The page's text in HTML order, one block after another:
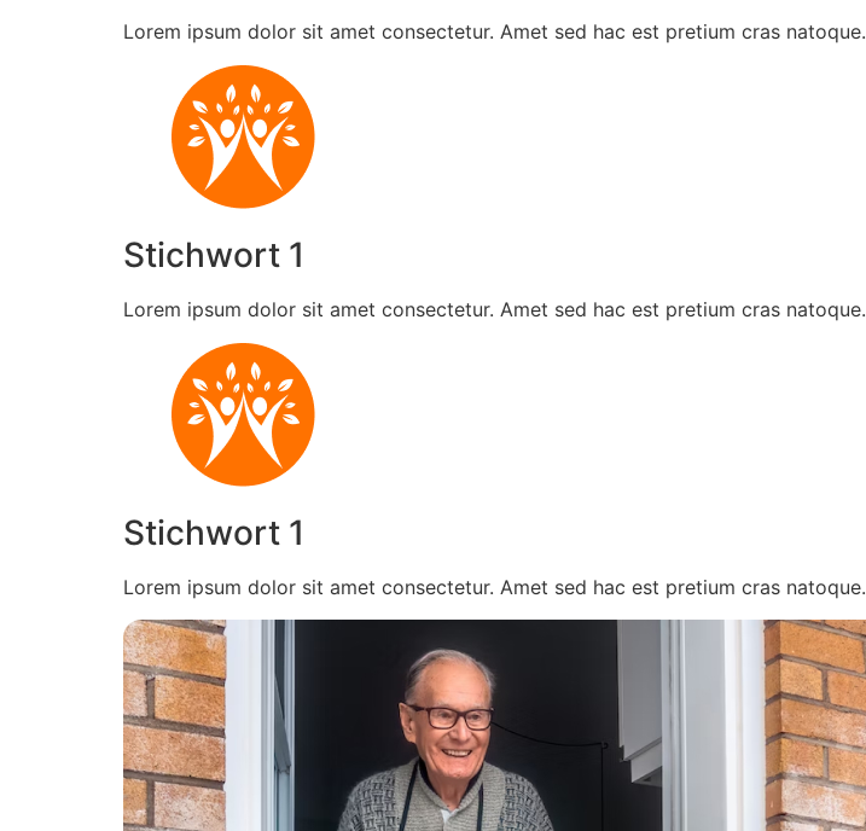
Lorem ipsum dolor sit amet consectetur. Amet sed hac est pretium cras natoque.
Stichwort 1
Lorem ipsum dolor sit amet consectetur. Amet sed hac est pretium cras natoque.
Stichwort 1
Lorem ipsum dolor sit amet consectetur. Amet sed hac est pretium cras natoque.